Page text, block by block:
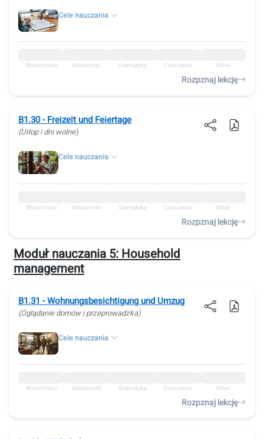
Cele nauczania
Słownictwo Aktywność Gramatyka Ćwiczenia Mów
Rozpznaj lekcję
B1.30 - Freizeit und Feiertage
(Urlop i dni wolne)
Cele nauczania
Słownictwo Aktywność Gramatyka Ćwiczenia Mów
Rozpznaj lekcję
Moduł nauczania 5: Household
management
B1.31 - Wohnungsbesichtigung und Umzug
(Oglądanie domów i przeprowadzka)
Cele nauczania
Słownictwo Aktywność Gramatyka Ćwiczenia Mów
Rozpznaj lekcję